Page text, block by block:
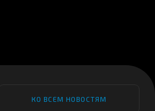
КО ВСЕМ НОВОСТЯМ